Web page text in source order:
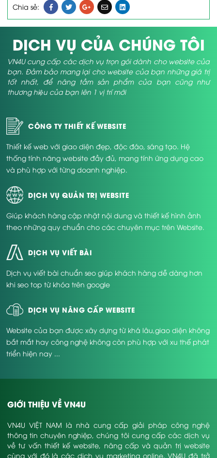
chính thức nội thất?
website nội thất đẹp như sau:
thiết kế website về nội thất giúp việc cung cấp hàng
nhanh và doanh số rất tốt hơn.
Có thể cập nhập một phương pháp nhanh chóng & chi
tiết nhất về thông tin dịch vụ hoặc sản phẩm.
hàng hay văn phòng làm việc.
đang tại đâu.
Giúp nâng cao điều kiện mở rộng thị trường và quy mô
Có thể quảng cáo mọi loại mặt hàng và dịch vụ chỉ trong
Giúp đo lường, kiểm định, thống kê & xác dự định sẽ hiệu
quả kinh doanh trong 1 chu kỳ.
Tăng gấp đôi hoặc gấp ba quý khách tiềm năng nếu có
web nội thất có chuyên môn.
Không cần phải tốn rất nhiều khoảng thời gian vẫn có thể
tiếp cận đúng đối tượng khách hàng.
phải sử dụng tới hình thức quảng cáo truyền thống.
dễ dàng marketing những sản phẩm khuyến mãi, sản
phẩm mới hay chính sách ưu đãi.
Tăng khả năng cạnh tranh với những Công ty hoặc
Dịch vụ thiết kế website nội thất VN4U.
Chia sẻ:
DỊCH VỤ CỦA CHÚNG TÔI
VN4U cung cấp các dịch vụ trọn gói dành cho website của
bạn. Đảm bảo mang lại cho website của bạn những giá trị
tốt nhất, để nâng tầm sản phẩm của bạn cũng như
thương hiệu của bạn lên 1 vị trí mới
CÔNG TY THIẾT KẾ WEBSITE
Thiết kế web với giao diện đẹp, độc đáo, sáng tạo. Hệ
thống tính năng website đầy đủ, mang tính ứng dụng cao
và phù hợp với từng doanh nghiệp.
DỊCH VỤ QUẢN TRỊ WEBSITE
Giúp khách hàng cập nhật nội dung và thiết kế hình ảnh
theo những quy chuẩn cho các chuyên mục trên Website.
DỊCH VỤ VIẾT BÀI
Dịch vụ viết bài chuẩn seo giúp khách hàng dễ dàng hơn
khi seo top từ khóa trên google
DỊCH VỤ NÂNG CẤP WEBSITE
Website của bạn được xây dựng từ khá lâu,giao diện không
bắt mắt hay công nghệ không còn phù hợp với xu thế phát
triển hiện nay ...
GIỚI THIỆU VỀ VN4U
VN4U VIỆT NAM là nhà cung cấp giải pháp công nghệ
thông tin chuyên nghiệp, chúng tôi cung cấp các dịch vụ
về tư vấn thiết kế website, nâng cấp và quản trị website
cùng với đó là các dịch vụ marketing online. VN4U đã trở